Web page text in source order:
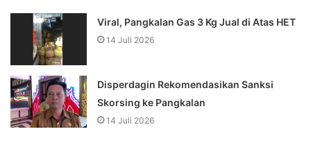
Viral, Pangkalan Gas 3 Kg Jual di Atas HET
14 Juli 2026
Disperdagin Rekomendasikan Sanksi
Skorsing ke Pangkalan
14 Juli 2026